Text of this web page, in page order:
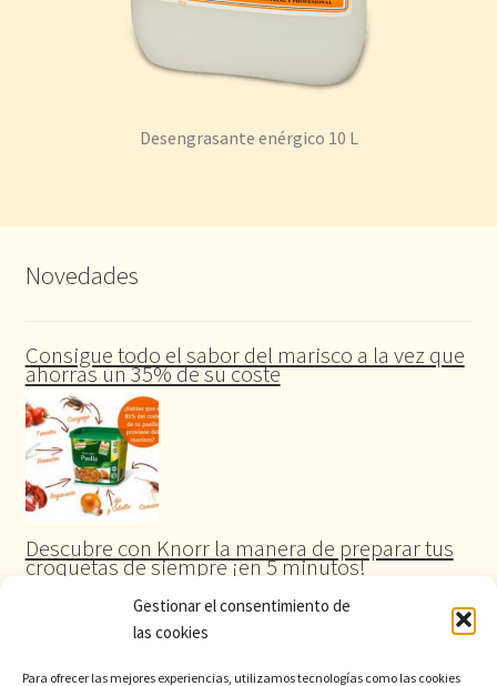
Gestionar el consentimiento de
las cookies
Para ofrecer las mejores experiencias, utilizamos tecnologías como las cookies
Desengrasante enérgico 10 L
Novedades
Consigue todo el sabor del marisco a la vez que
ahorras un 35% de su coste
Descubre con Knorr la manera de preparar tus
croquetas de siempre ¡en 5 minutos!